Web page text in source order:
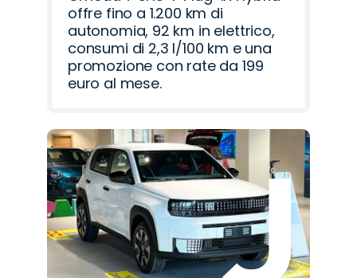
offre fino a 1.200 km di
autonomia, 92 km in elettrico,
consumi di 2,3 l/100 km e una
promozione con rate da 199
euro al mese.